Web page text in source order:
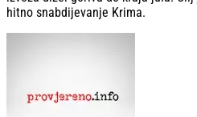
hitno snabdijevanje Krima.